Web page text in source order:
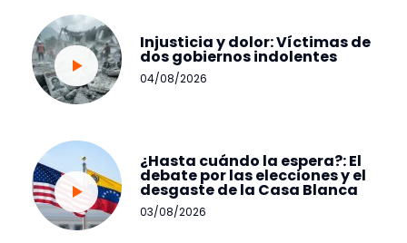
Injusticia y dolor: Víctimas de
dos gobiernos indolentes
04/08/2026
¿Hasta cuándo la espera?: El
debate por las elecciones y el
desgaste de la Casa Blanca
03/08/2026